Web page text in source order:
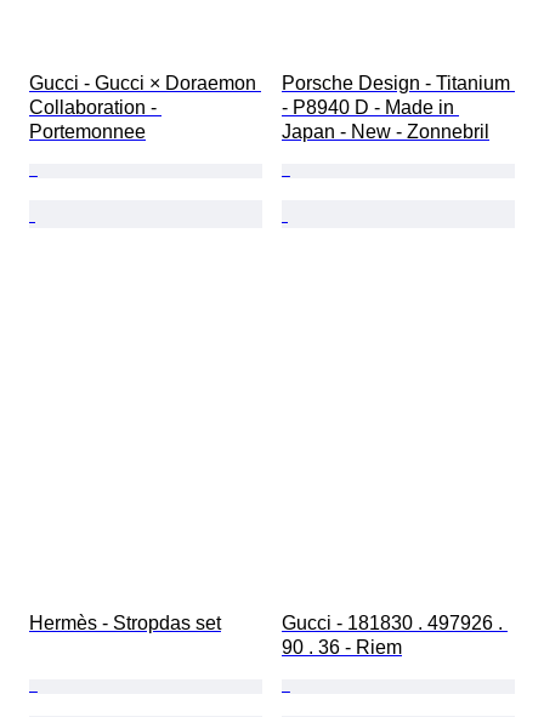
Gucci - Gucci × Doraemon
Collaboration -
Portemonnee
Porsche Design - Titanium
- P8940 D - Made in
Japan - New - Zonnebril
Hermès - Stropdas set
Gucci - 181830 . 497926 .
90 . 36 - Riem